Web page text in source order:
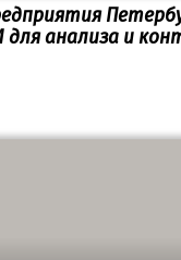
для анализа и